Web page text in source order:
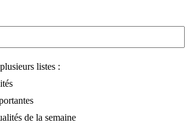
listes :
de la semaine